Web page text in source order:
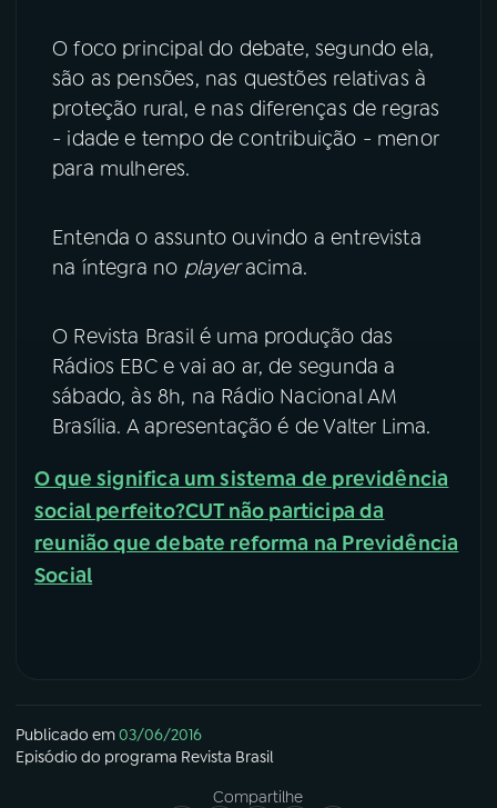
ACOMPANHE A RÁDIO NACIONAL
YouTube Facebook
TikTok
O foco principal do debate, segundo ela,
são as pensões, nas questões relativas à
proteção rural, e nas diferenças de regras
- idade e tempo de contribuição - menor
para mulheres.
Entenda o assunto ouvindo a entrevista
na íntegra no playeracima.
O Revista Brasil é uma produção das
Rádios EBC e vai ao ar, de segunda a
sábado, às 8h, na Rádio Nacional AM
Brasília. A apresentação é de Valter Lima.
O que significa um sistema de previdência
social perfeito?CUT não participa da
reunião que debate reforma na Previdência
Social
Publicado em03/06/2016
Episódio do programa Revista Brasil
Compartilhe